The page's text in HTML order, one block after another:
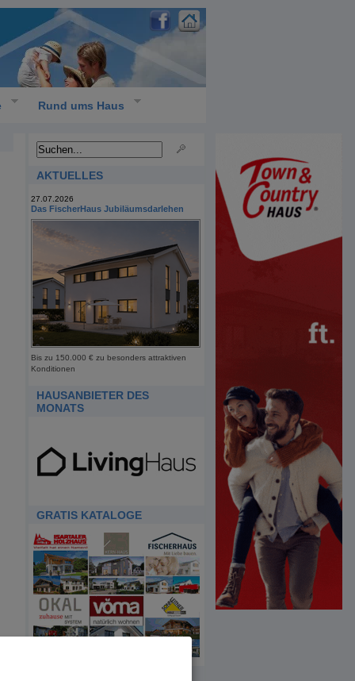
Rund ums Haus
AKTUELLES
27.07.2026
Das FischerHaus Jubiläumsdarlehen
Bis zu 150.000 € zu besonders attraktiven
Konditionen
HAUSANBIETER DES
MONATS
GRATIS KATALOGE